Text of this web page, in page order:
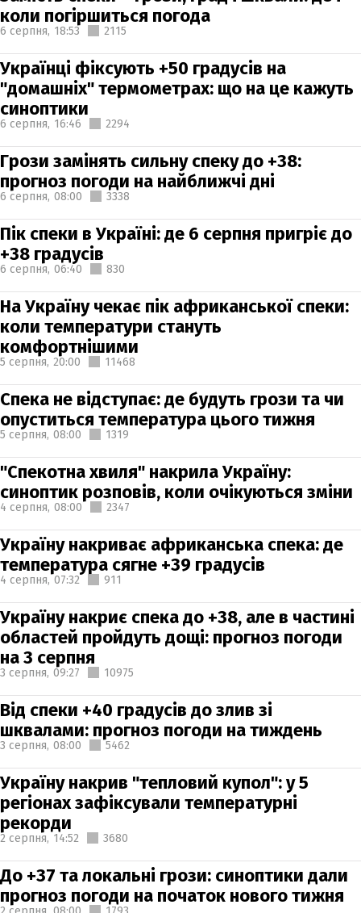
коли погіршиться погода
6 серпня, 18:53 2115
Українці фіксують +50 градусів на
"домашніх" термометрах: що на це кажуть
синоптики
6 серпня, 16:46 2294
Грози замінять сильну спеку до +38:
прогноз погоди на найближчі дні
6 серпня, 08:00 3338
Пік спеки в Україні: де 6 серпня пригріє до
+38 градусів
6 серпня, 06:40 830
На Україну чекає пік африканської спеки:
коли температури стануть
комфортнішими
5 серпня, 20:00 11468
Спека не відступає: де будуть грози та чи
опуститься температура цього тижня
5 серпня, 08:00 1319
"Спекотна хвиля" накрила Україну:
синоптик розповів, коли очікуються зміни
4 серпня, 08:00 2347
Україну накриває африканська спека: де
температура сягне +39 градусів
4 серпня, 07:32 911
Україну накриє спека до +38, але в частині
областей пройдуть дощі: прогноз погоди
на 3 серпня
3 серпня, 09:27 10975
Від спеки +40 градусів до злив зі
шквалами: прогноз погоди на тиждень
3 серпня, 08:00 5462
Україну накрив "тепловий купол": у 5
регіонах зафіксували температурні
рекорди
2 серпня, 14:52 3680
До +37 та локальні грози: синоптики дали
прогноз погоди на початок нового тижня